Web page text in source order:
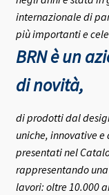
internazionale di
più importanti e
BRN è un
di novità,
di prodotti dal
uniche, innovative
presentati nel
rappresentando
lavori: oltre 10.000